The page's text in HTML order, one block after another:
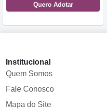
Quero Adotar
Institucional
Quem Somos
Fale Conosco
Mapa do Site